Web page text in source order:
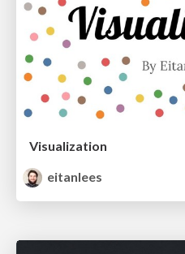
Visualization
eitanlees